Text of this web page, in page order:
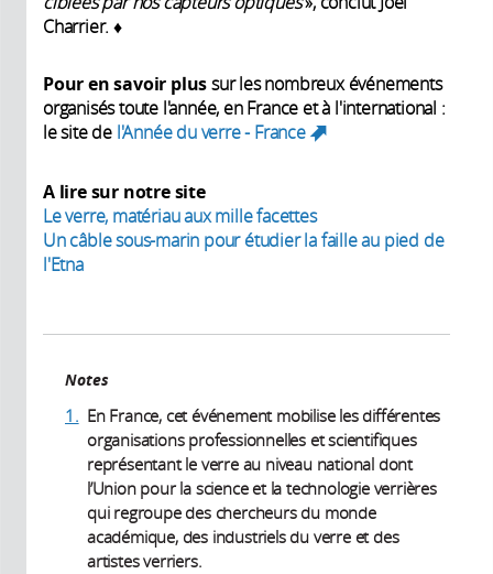
Charrier. ♦
Pour en savoir plussur les nombreux événements
organisés toute l'année, en France et à l'international :
le site de l'Année du verre - France
(link is
A lire sur notre site
Le verre, matériau aux mille facettes
Un câble sous-marin pour étudier la faille au pied de
l'Etna
Notes
1. En France, cet événement mobilise les différentes
organisations professionnelles et scientifiques
représentant le verre au niveau national dont
l’Union pour la science et la technologie verrières
qui regroupe des chercheurs du monde
académique, des industriels du verre et des
artistes verriers.